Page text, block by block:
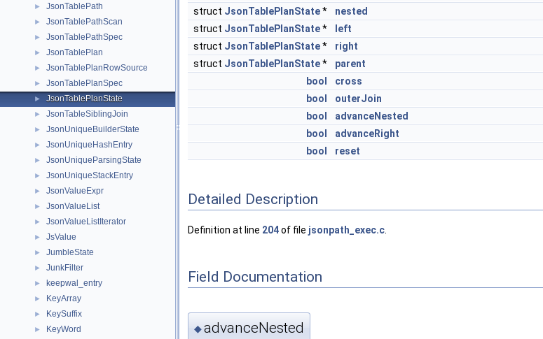
► JsonTablePath
► JsonTablePathScan
► JsonTablePathSpec
► JsonTablePlan
► JsonTablePlanRowSource
► JsonTablePlanSpec
► JsonTablePlanState
► JsonTableSiblingJoin
► JsonUniqueBuilderState
► JsonUniqueHashEntry
► JsonUniqueParsingState
► JsonUniqueStackEntry
► JsonValueExpr
► JsonValueList
► JsonValueListIterator
► JsValue
► JumbleState
► JunkFilter
► keepwal_entry
► KeyArray
► KeySuffix
► KeyWord
struct JsonTablePlanState*
nested
struct JsonTablePlanState*
left
struct JsonTablePlanState*
right
struct JsonTablePlanState*
parent
bool
cross
bool
outerJoin
bool
advanceNested
bool
advanceRight
bool
reset
Detailed Description
Definition at line 204of file jsonpath_exec.c
Field Documentation
◆advanceNested